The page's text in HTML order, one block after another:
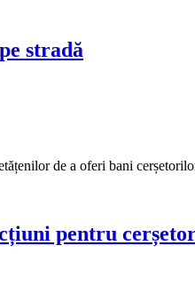
stradă
de a oferi bani
pentru